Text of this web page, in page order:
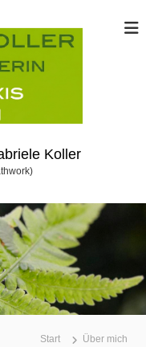
Koller
Start Über mich